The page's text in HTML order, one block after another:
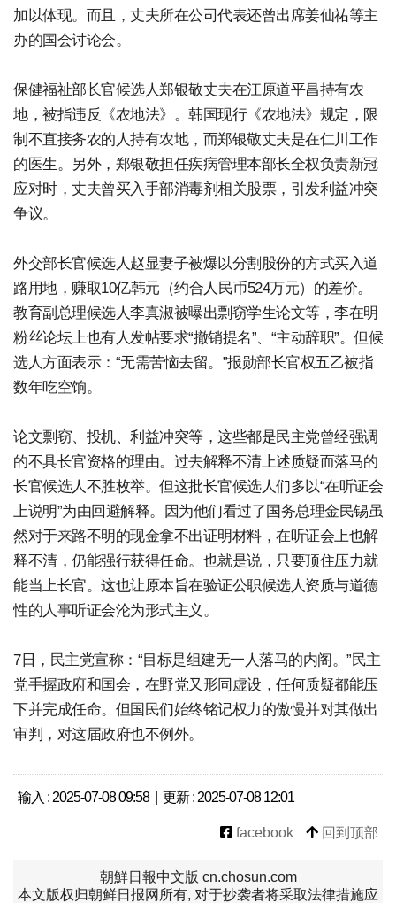
加以体现。而且，丈夫所在公司代表还曾出席姜仙祐等主
办的国会讨论会。
保健福祉部长官候选人郑银敬丈夫在江原道平昌持有农
地，被指违反《农地法》。韩国现行《农地法》规定，限
制不直接务农的人持有农地，而郑银敬丈夫是在仁川工作
的医生。另外，郑银敬担任疾病管理本部长全权负责新冠
应对时，丈夫曾买入手部消毒剂相关股票，引发利益冲突
争议。
外交部长官候选人赵显妻子被爆以分割股份的方式买入道
路用地，赚取10亿韩元（约合人民币524万元）的差价。
教育副总理候选人李真淑被曝出剽窃学生论文等，李在明
粉丝论坛上也有人发帖要求“撤销提名”、“主动辞职”。但候
选人方面表示：“无需苦恼去留。”报勋部长官权五乙被指
数年吃空饷。
论文剽窃、投机、利益冲突等，这些都是民主党曾经强调
的不具长官资格的理由。过去解释不清上述质疑而落马的
长官候选人不胜枚举。但这批长官候选人们多以“在听证会
上说明”为由回避解释。因为他们看过了国务总理金民锡虽
然对于来路不明的现金拿不出证明材料，在听证会上也解
释不清，仍能强行获得任命。也就是说，只要顶住压力就
能当上长官。这也让原本旨在验证公职候选人资质与道德
性的人事听证会沦为形式主义。
7日，民主党宣称：“目标是组建无一人落马的内阁。”民主
党手握政府和国会，在野党又形同虚设，任何质疑都能压
下并完成任命。但国民们始终铭记权力的傲慢并对其做出
审判，对这届政府也不例外。
输入 : 2025-07-08 09:58 | 更新 : 2025-07-08 12:01
facebook 回到顶部
朝鮮日報中文版 cn.chosun.com
本文版权归朝鲜日报网所有, 对于抄袭者将采取法律措施应